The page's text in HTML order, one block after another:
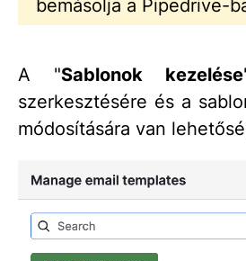
bemásolja a Pipedrive-
A "Sablonok kezelése
szerkesztésére és a
módosítására van